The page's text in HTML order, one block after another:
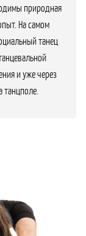
природная
На самом
танец
и уже через
танцполе.